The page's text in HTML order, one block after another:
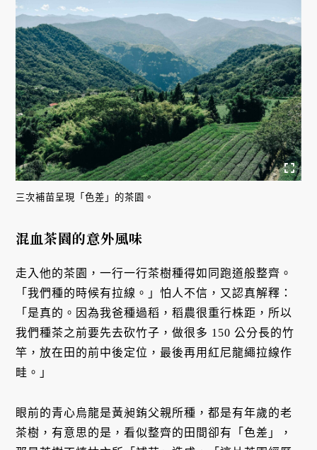
三次補苗呈現「色差」的茶園。
混血茶園的意外風味
走入他的茶園，一行一行茶樹種得如同跑道般整齊。
「我們種的時候有拉線。」怕人不信，又認真解釋：
「是真的。因為我爸種過稻，稻農很重行株距，所以
我們種茶之前要先去砍竹子，做很多 150 公分長的竹
竿，放在田的前中後定位，最後再用紅尼龍繩拉線作
畦。」
眼前的青心烏龍是黃昶銪父親所種，都是有年歲的老
茶樹，有意思的是，看似整齊的田間卻有「色差」，